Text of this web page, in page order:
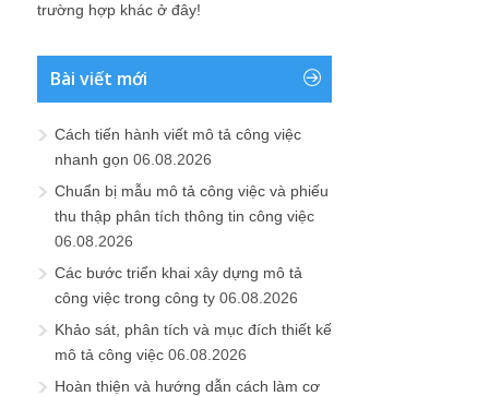
trường hợp khác ở đây!
Bài viết mới
Cách tiến hành viết mô tả công việc
nhanh gọn 06.08.2026
Chuẩn bị mẫu mô tả công việc và phiếu
thu thập phân tích thông tin công việc
06.08.2026
Các bước triển khai xây dựng mô tả
công việc trong công ty 06.08.2026
Khảo sát, phân tích và mục đích thiết kế
mô tả công việc 06.08.2026
Hoàn thiện và hướng dẫn cách làm cơ